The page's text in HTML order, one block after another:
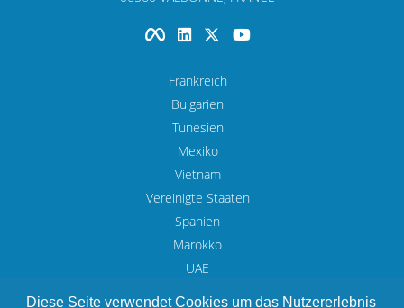
Frankreich
Bulgarien
Tunesien
Mexiko
Vietnam
Vereinigte Staaten
Spanien
Marokko
UAE
Diese Seite verwendet Cookies um das Nutzererlebnis